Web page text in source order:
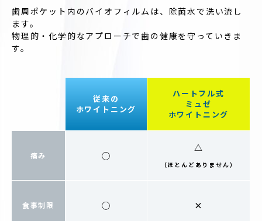
歯周ポケット内のバイオフィルムは、除菌水で洗い流し
ます。
物理的・化学的なアプローチで歯の健康を守っていきま
す。
従来の
ホワイトニング
ハートフル式
ミュゼ
ホワイトニング
痛み ◯
△
（ほとんどありません）
食事制限 ◯ ×